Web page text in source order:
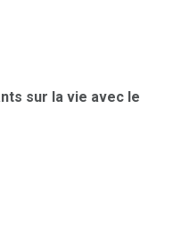
sur la vie avec le